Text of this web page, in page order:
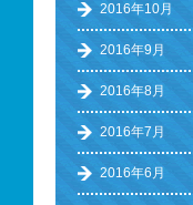
2016年10月
2016年9月
2016年8月
2016年7月
2016年6月